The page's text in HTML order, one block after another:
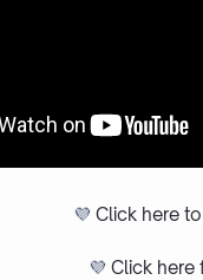
💜 Click here
💜 Click here